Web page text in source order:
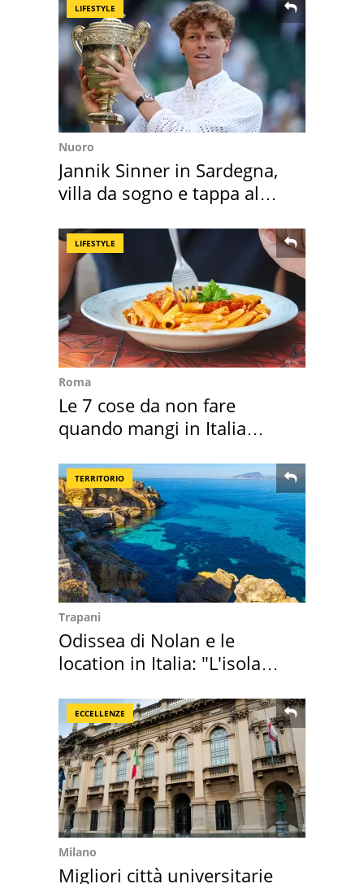
LIFESTYLE
Nuoro
Jannik Sinner in Sardegna,
villa da sogno e tappa al
LIFESTYLE
Roma
Le 7 cose da non fare
quando mangi in Italia
TERRITORIO
Trapani
Odissea di Nolan e le
location in Italia: "L'isola
ECCELLENZE
Milano
Migliori città universitarie